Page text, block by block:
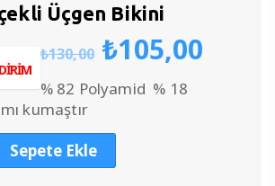
Üçgen Bikini
₺130,00 Orijinal
fiyat:
₺130,00.
₺105,00
% 82 Polyamid % 18
kumaştır
Sepete Ekle